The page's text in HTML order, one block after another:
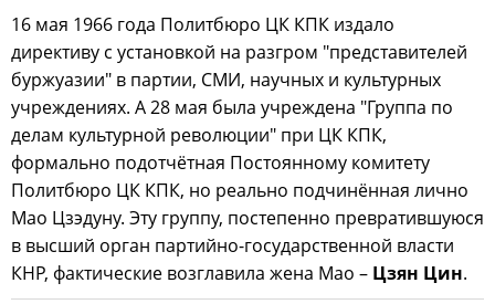
16 мая 1966 года Политбюро ЦК КПК издало
директиву с установкой на разгром "представителей
буржуазии" в партии, СМИ, научных и культурных
учреждениях. А 28 мая была учреждена "Группа по
делам культурной революции" при ЦК КПК,
формально подотчётная Постоянному комитету
Политбюро ЦК КПК, но реально подчинённая лично
Мао Цзэдуну. Эту группу, постепенно превратившуюся
в высший орган партийно-государственной власти
КНР, фактические возглавила жена Мао – Цзян Цин.